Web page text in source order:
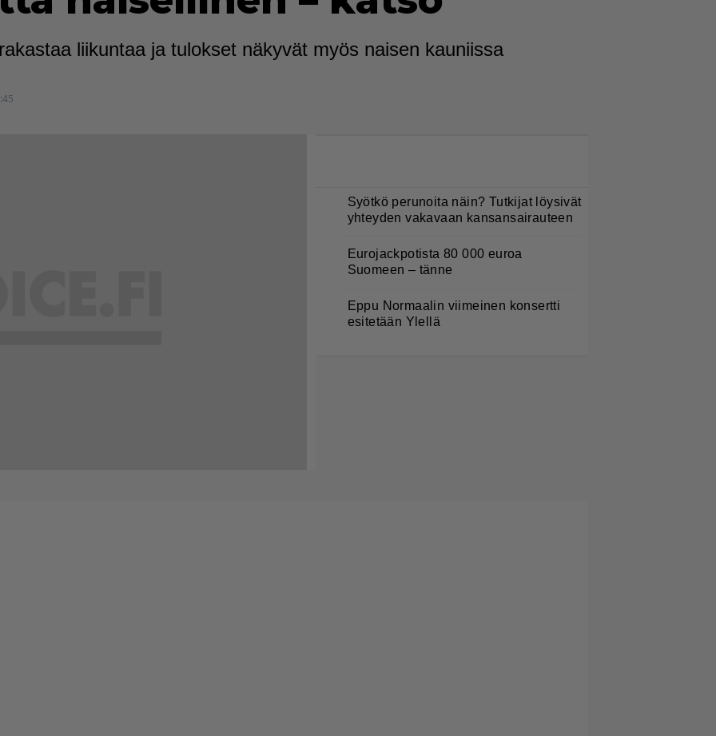
liikuntaa ja tulokset näkyvät myös naisen kauniissa
Syötkö perunoita näin? Tutkijat löysivät
yhteyden vakavaan kansansairauteen
Eurojackpotista 80 000 euroa
Suomeen – tänne
Eppu Normaalin viimeinen konsertti
esitetään Ylellä